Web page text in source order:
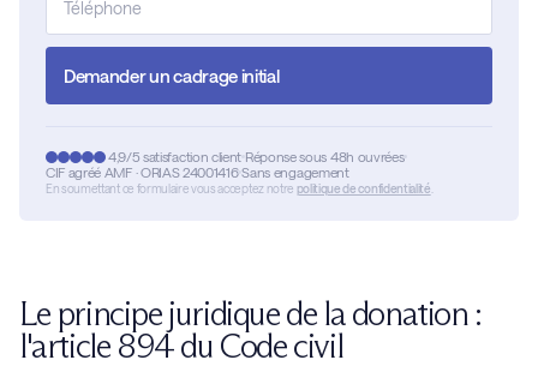
Demander un cadrage initial
4,9/5 satisfaction client Réponse sous 48h ouvrées
CIF agréé AMF · ORIAS 24001416 Sans engagement
En soumettant ce formulaire vous acceptez notre politique de confidentialité
Le principe juridique de la donation :
l'article 894 du Code civil